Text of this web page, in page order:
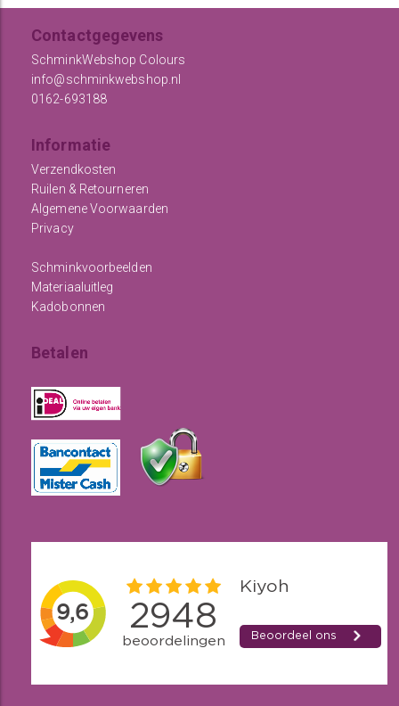
Contactgegevens
SchminkWebshop Colours
info@schminkwebshop.nl
0162-693188
Informatie
Verzendkosten
Ruilen & Retourneren
Algemene Voorwaarden
Privacy
Schminkvoorbeelden
Materiaaluitleg
Kadobonnen
Betalen